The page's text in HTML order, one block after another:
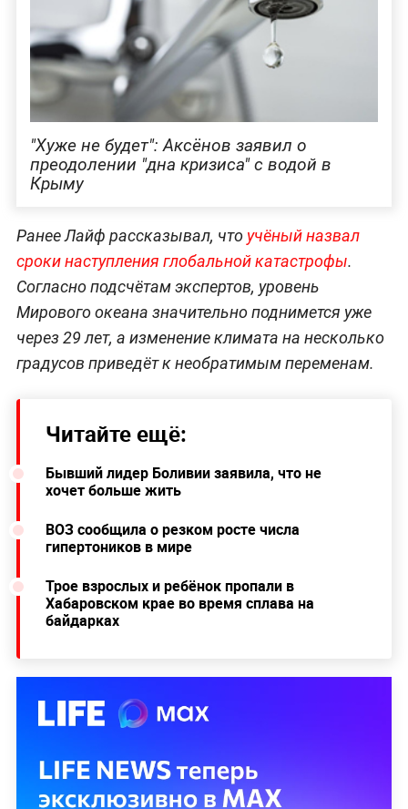
"Хуже не будет": Аксёнов заявил о
преодолении "дна кризиса" с водой в
Крыму
Ранее Лайф рассказывал, что учёный назвал
сроки наступления глобальной катастрофы.
Согласно подсчётам экспертов, уровень
Мирового океана значительно поднимется уже
через 29 лет, а изменение климата на несколько
градусов приведёт к необратимым переменам.
Читайте ещё:
Бывший лидер Боливии заявила, что не
хочет больше жить
ВОЗ сообщила о резком росте числа
гипертоников в мире
Трое взрослых и ребёнок пропали в
Хабаровском крае во время сплава на
байдарках